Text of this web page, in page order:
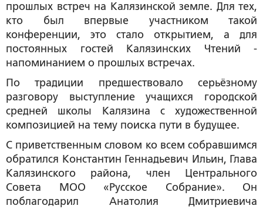
прошлых встреч на Калязинской земле. Для тех,
кто был впервые участником такой
конференции, это стало открытием, а для
постоянных гостей Калязинских Чтений -
напоминанием о прошлых встречах.
По традиции предшествовало серьёзному
разговору выступление учащихся городской
средней школы Калязина с художественной
композицией на тему поиска пути в будущее.
С приветственным словом ко всем собравшимся
обратился Константин Геннадьевич Ильин, Глава
Калязинского района, член Центрального
Совета МОО «Русское Собрание». Он
поблагодарил Анатолия Дмитриевича